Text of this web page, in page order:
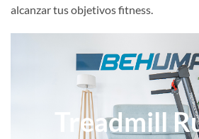
alcanzar tus objetivos fitness.
Treadmill